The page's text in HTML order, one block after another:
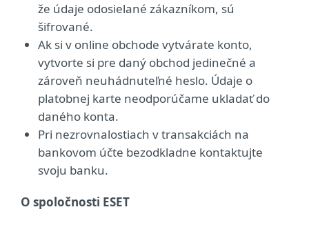
že údaje odosielané zákazníkom, sú
šifrované.
Ak si v online obchode vytvárate konto,
vytvorte si pre daný obchod jedinečné a
zároveň neuhádnuteľné heslo. Údaje o
platobnej karte neodporúčame ukladať do
daného konta.
Pri nezrovnalostiach v transakciách na
bankovom účte bezodkladne kontaktujte
svoju banku.
O spoločnosti ESET